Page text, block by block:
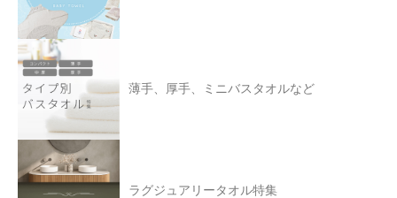
薄手、厚手、ミニバスタオルなど
ラグジュアリータオル特集